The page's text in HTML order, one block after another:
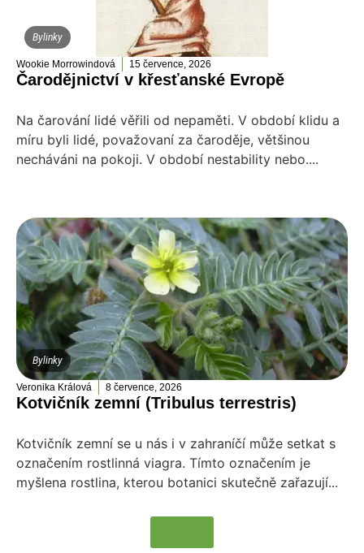
Bylinky
Wookie Morrowindová 15 července, 2026
Čarodějnictví v křesťanské Evropě
Na čarování lidé věřili od nepaměti. V období klidu a
míru byli lidé, považovaní za čaroděje, většinou
necháváni na pokoji. V období nestability nebo....
Bylinky
Veronika Králová 8 července, 2026
Kotvičník zemní (Tribulus terrestris)
Kotvičník zemní se u nás i v zahraníčí může setkat s
označením rostlinná viagra. Tímto označením je
myšlena rostlina, kterou botanici skutečně zařazují...